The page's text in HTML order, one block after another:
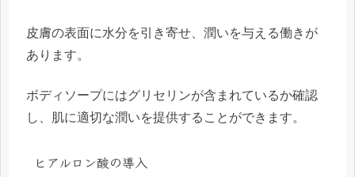
皮膚の表面に水分を引き寄せ、潤いを与える働きが
あります。
ボディソープにはグリセリンが含まれているか確認
し、肌に適切な潤いを提供することができます。
ヒアルロン酸の導入